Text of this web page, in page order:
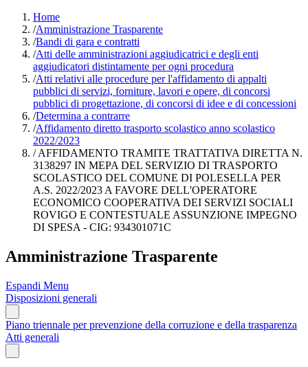
Home
/Amministrazione Trasparente
/Bandi di gara e contratti
/Atti delle amministrazioni aggiudicatrici e degli enti
aggiudicatori distintamente per ogni procedura
/Atti relativi alle procedure per l'affidamento di appalti
pubblici di servizi, forniture, lavori e opere, di concorsi
pubblici di progettazione, di concorsi di idee e di concessioni
/Determina a contrarre
/Affidamento diretto trasporto scolastico anno scolastico
2022/2023
/AFFIDAMENTO TRAMITE TRATTATIVA DIRETTA N.
3138297 IN MEPA DEL SERVIZIO DI TRASPORTO
SCOLASTICO DEL COMUNE DI POLESELLA PER
A.S. 2022/2023 A FAVORE DELL'OPERATORE
ECONOMICO COOPERATIVA DEI SERVIZI SOCIALI
ROVIGO E CONTESTUALE ASSUNZIONE IMPEGNO
DI SPESA - CIG: 934301071C
Amministrazione Trasparente
Espandi Menu
Disposizioni generali
Piano triennale per prevenzione della corruzione e della trasparenza
Atti generali